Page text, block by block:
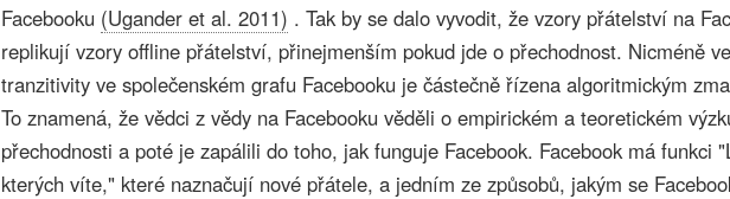
Facebooku (Ugander et al. 2011) . Tak by se dalo vyvodit, že vzory přátelství na
replikují vzory offline přátelství, přinejmenším pokud jde o přechodnost. Nicméně
tranzitivity ve společenském grafu Facebooku je částečně řízena algoritmickým
To znamená, že vědci z vědy na Facebooku věděli o empirickém a teoretickém
přechodnosti a poté je zapálili do toho, jak funguje Facebook. Facebook má funkci
kterých víte," které naznačují nové přátele, a jedním ze způsobů, jakým se